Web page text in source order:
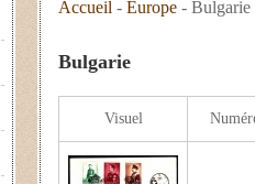
Accueil - Europe - Bulgarie
Bulgarie
Visuel